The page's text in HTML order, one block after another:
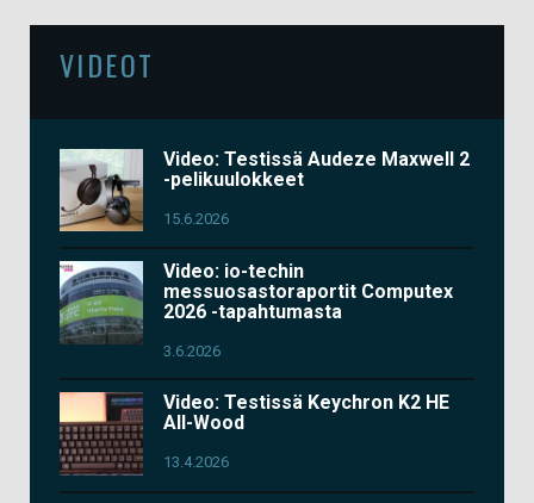
VIDEOT
Video: Testissä Audeze Maxwell 2
-pelikuulokkeet
15.6.2026
Video: io-techin
messuosastoraportit Computex
2026 -tapahtumasta
3.6.2026
Video: Testissä Keychron K2 HE
All-Wood
13.4.2026